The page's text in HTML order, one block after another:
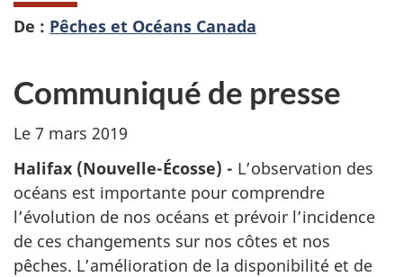
De : Pêches et Océans Canada
Communiqué de presse
Le 7 mars 2019
Halifax (Nouvelle-Écosse) - L’observation des
océans est importante pour comprendre
l’évolution de nos océans et prévoir l’incidence
de ces changements sur nos côtes et nos
pêches. L’amélioration de la disponibilité et de